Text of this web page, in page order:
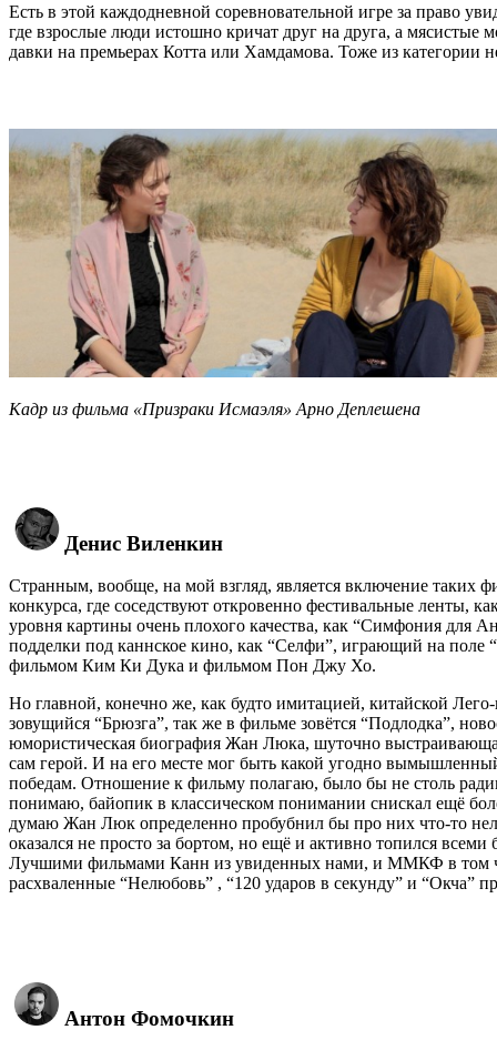
Есть в этой каждодневной соревновательной игре за право
где взрослые люди истошно кричат друг на друга, а
давки на премьерах Котта или Хамдамова. Тоже из категории
Кадр из фильма «Призраки Исмаэля» Арно Деплешена
Денис Виленкин
Странным, вообще, на мой взгляд, является включение
конкурса, где соседствуют откровенно фестивальные ленты,
уровня картины очень плохого качества, как “Симфония для
подделки под каннское кино, как “Селфи”, играющий на
фильмом Ким Ки Дука и фильмом Пон Джу Хо.
Но главной, конечно же, как будто имитацией, китайской
зовущийся “Брюзга”, так же в фильме зовётся “Подлодка”,
юмористическая биография Жан Люка, шуточно
сам герой. И на его месте мог быть какой угодно
победам. Отношение к фильму полагаю, было бы не столь
понимаю, байопик в классическом понимании снискал ещё
думаю Жан Люк определенно пробубнил бы про них что-то
оказался не просто за бортом, но ещё и активно топился
Лучшими фильмами Канн из увиденных нами, и ММКФ в том
расхваленные “Нелюбовь” , “120 ударов в секунду” и “Окча”
Антон Фомочкин